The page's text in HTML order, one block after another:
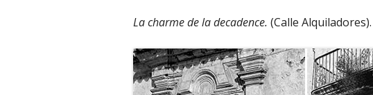
La charme de la decadence. (Calle Alquiladores).